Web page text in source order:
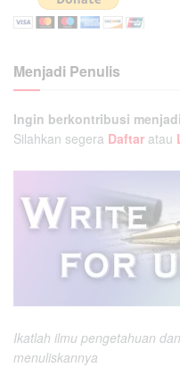
Menjadi Penulis
Ingin berkontribusi
Silahkan segera Daftar atau
Ikatlah ilmu pengetahuan
menuliskannya